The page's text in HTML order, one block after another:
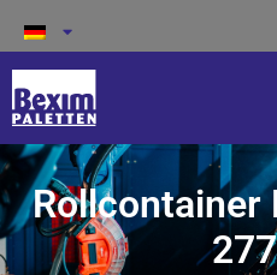
Rollcontainer